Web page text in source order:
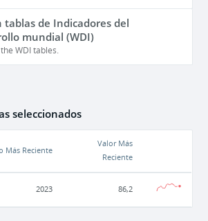
tablas de Indicadores del
mundial (WDI)
WDI tables.
seleccionados
Más Reciente
Valor Más
Reciente
2023 86,2